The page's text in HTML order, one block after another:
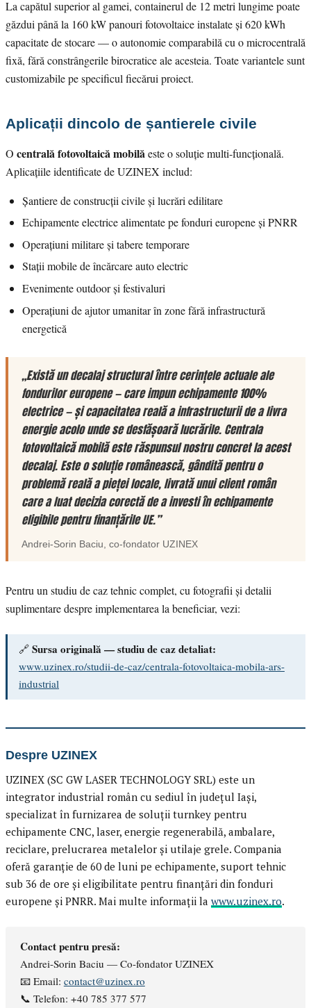
La capătul superior al gamei, containerul de 12 metri lungime poate
găzdui până la 160 kW panouri fotovoltaice instalate și 620 kWh
capacitate de stocare — o autonomie comparabilă cu o microcentrală
fixă, fără constrângerile birocratice ale acesteia. Toate variantele sunt
customizabile pe specificul fiecărui proiect.
Aplicații dincolo de șantierele civile
O centrală fotovoltaică mobilăeste o soluție multi-funcțională.
Aplicațiile identificate de UZINEX includ:
Șantiere de construcții civile și lucrări edilitare
Echipamente electrice alimentate pe fonduri europene și PNRR
Operațiuni militare și tabere temporare
Stații mobile de încărcare auto electric
Evenimente outdoor și festivaluri
Operațiuni de ajutor umanitar în zone fără infrastructură
energetică
„Există un decalaj structural între cerințele actuale ale
fondurilor europene — care impun echipamente 100%
electrice — și capacitatea reală a infrastructurii de a livra
energie acolo unde se desfășoară lucrările. Centrala
fotovoltaică mobilă este răspunsul nostru concret la acest
decalaj. Este o soluție românească, gândită pentru o
problemă reală a pieței locale, livrată unui client român
care a luat decizia corectă de a investi în echipamente
eligibile pentru finanțările UE.”
Andrei-Sorin Baciu, co-fondator UZINEX
Pentru un studiu de caz tehnic complet, cu fotografii și detalii
suplimentare despre implementarea la beneficiar, vezi:
🔗 Sursa originală — studiu de caz detaliat:
www.uzinex.ro/studii-de-caz/centrala-fotovoltaica-mobila-ars-
industrial
Despre UZINEX
UZINEX (SC GW LASER TECHNOLOGY SRL) este un
integrator industrial român cu sediul în județul Iași,
specializat în furnizarea de soluții turnkey pentru
echipamente CNC, laser, energie regenerabilă, ambalare,
reciclare, prelucrarea metalelor și utilaje grele. Compania
oferă garanție de 60 de luni pe echipamente, suport tehnic
sub 36 de ore și eligibilitate pentru finanțări din fonduri
europene și PNRR. Mai multe informații la www.uzinex.ro.
Contact pentru presă:
Andrei-Sorin Baciu — Co-fondator UZINEX
📧 Email: contact@uzinex.ro
📞 Telefon: +40 785 377 577